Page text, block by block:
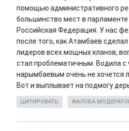
помощью административного
большинство мест в
Российская Федерация. У нас
после того, как Атамбаев
лидеров всех мощных кланов,
стал проблематичным. Водила
нарымбаевым очень не хочется
Вот и выплывает на подмогу
ЦИТИРОВАТЬ ЖАЛОБА